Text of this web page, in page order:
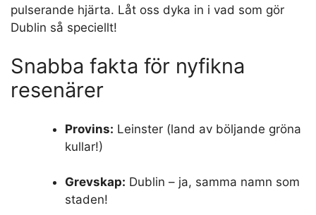
pulserande hjärta. Låt oss dyka in i vad som gör
Dublin så speciellt!
Snabba fakta för nyfikna
resenärer
Provins: Leinster (land av böljande gröna
kullar!)
Grevskap: Dublin – ja, samma namn som
staden!